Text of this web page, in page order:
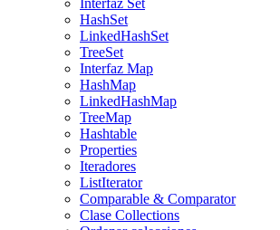
Interfaz Set
HashSet
LinkedHashSet
TreeSet
Interfaz Map
HashMap
LinkedHashMap
TreeMap
Hashtable
Properties
Iteradores
ListIterator
Comparable & Comparator
Clase Collections